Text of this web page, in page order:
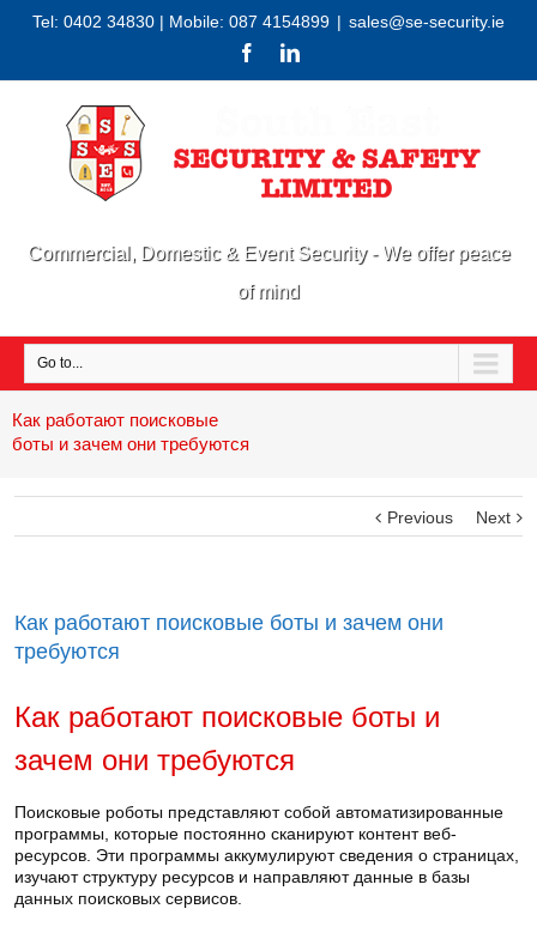
Tel: 0402 34830 | Mobile: 087 4154899 | sales@se-security.ie
Commercial, Domestic & Event Security - We offer peace
of mind
Go to...
Как работают поисковые
боты и зачем они требуются
Previous Next
Как работают поисковые боты и зачем они
требуются
Как работают поисковые боты и
зачем они требуются
Поисковые роботы представляют собой автоматизированные
программы, которые постоянно сканируют контент веб-
ресурсов. Эти программы аккумулируют сведения о страницах,
изучают структуру ресурсов и направляют данные в базы
данных поисковых сервисов.